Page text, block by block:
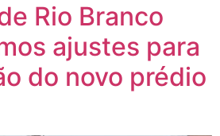
Rio Branco
ajustes para
do novo prédio